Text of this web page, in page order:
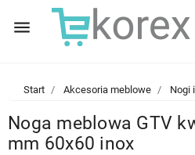
menu
Start Akcesoria meblowe Nogi
Noga meblowa GTV
mm 60x60 inox